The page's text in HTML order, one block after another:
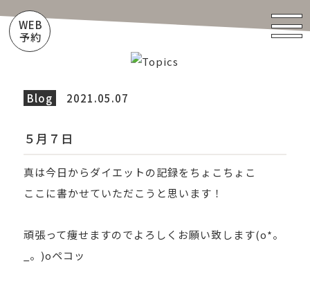
Blog 2021.05.07
５月７日
真は今日からダイエットの記録をちょこちょこ
ここに書かせていただこうと思います！
頑張って痩せますのでよろしくお願い致します(o*。
_。)oペコッ
WEB
予約